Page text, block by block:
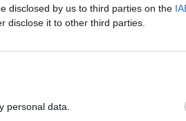
disclosed by us to third parties on the
disclose it to other third parties.
personal data.
įsikurs. Mat
reikėjo remonto.
– tik jį